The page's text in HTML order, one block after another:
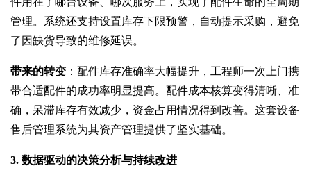
管理。系统还支持设置库存下限预警，自动提示采购，避免
了因缺货导致的维修延误。
带来的转变 ：配件库存准确率大幅提升，工程师一次上门携
带合适配件的成功率明显提高。配件成本核算变得清晰、准
确，呆滞库存有效减少，资金占用情况得到改善。这套设备
售后管理系统为其资产管理提供了坚实基础。
3. 数据驱动的决策分析与持续改进